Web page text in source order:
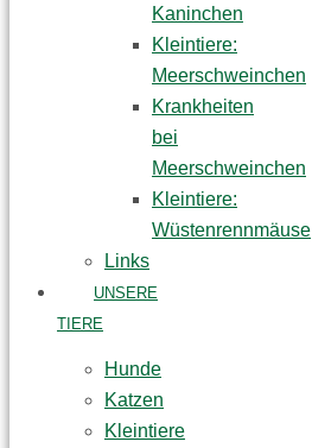
Kaninchen
Kleintiere:
Meerschweinchen
Krankheiten
bei
Meerschweinchen
Kleintiere:
Wüstenrennmäuse
Links
UNSERE
TIERE
Hunde
Katzen
Kleintiere